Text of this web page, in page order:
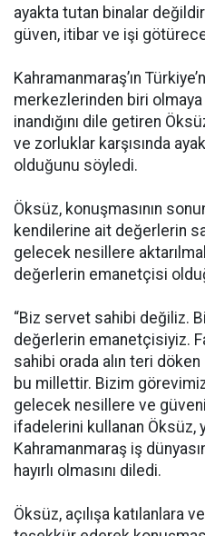
ayakta tutan binalar
güven, itibar ve işi
Kahramanmaraş’ın
merkezlerinden biri
inandığını dile getiren
ve zorluklar karşısında
olduğunu söyledi.
Öksüz, konuşmasının
kendilerine ait değerlerin
gelecek nesillere
değerlerin emanetçisi
“Biz servet sahibi değiliz.
değerlerin emanetçisiyiz.
sahibi orada alın teri döken
bu millettir. Bizim
gelecek nesillere ve
ifadelerini kullanan Öksüz,
Kahramanmaraş iş
hayırlı olmasını diledi.
Öksüz, açılışa katılanlara